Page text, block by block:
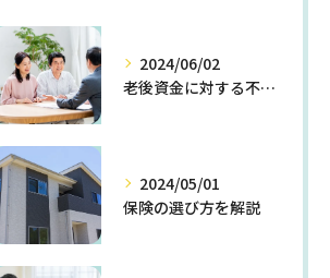
2024/06/02
老後資金に対する不安を解消する方法
2024/05/01
保険の選び方を解説